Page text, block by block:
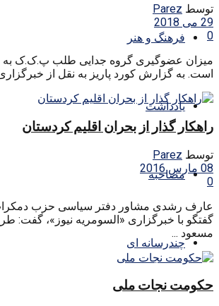
فرهنگ و هنر
یادداشت
مصاحبه
چندرسانه ای
توسط Parez
29 می 2018
0
میزان عضوگیری گروه جدایی طلب پ.ک.ک
است. به گزارش کورد پاریز به نقل از خبرگزاری
راهکار گذار از بحران اقلیم کردستان
توسط Parez
08 مارس 2016
0
عارف رشدی مشاور دفتر سیاسی حزب
گفتگو با خبرگزاری «السومریه نیوز»، گفت:
مسعود ...
حکومت نجات ملی